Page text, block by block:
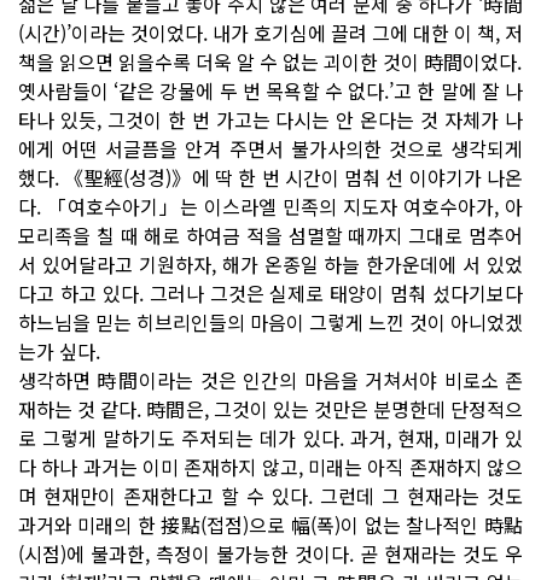
(시간)’이라는 것이었다. 내가 호기심에 끌려 그에 대한 이 책, 저
책을 읽으면 읽을수록 더욱 알 수 없는 괴이한 것이 時間이었다.
옛사람들이 ‘같은 강물에 두 번 목욕할 수 없다.’고 한 말에 잘 나
타나 있듯, 그것이 한 번 가고는 다시는 안 온다는 것 자체가 나
에게 어떤 서글픔을 안겨 주면서 불가사의한 것으로 생각되게
했다. 《聖經(성경)》에 딱 한 번 시간이 멈춰 선 이야기가 나온
다. 「여호수아기」는 이스라엘 민족의 지도자 여호수아가, 아
모리족을 칠 때 해로 하여금 적을 섬멸할 때까지 그대로 멈추어
서 있어달라고 기원하자, 해가 온종일 하늘 한가운데에 서 있었
다고 하고 있다. 그러나 그것은 실제로 태양이 멈춰 섰다기보다
하느님을 믿는 히브리인들의 마음이 그렇게 느낀 것이 아니었겠
는가 싶다.
생각하면 時間이라는 것은 인간의 마음을 거쳐서야 비로소 존
재하는 것 같다. 時間은, 그것이 있는 것만은 분명한데 단정적으
로 그렇게 말하기도 주저되는 데가 있다. 과거, 현재, 미래가 있
다 하나 과거는 이미 존재하지 않고, 미래는 아직 존재하지 않으
며 현재만이 존재한다고 할 수 있다. 그런데 그 현재라는 것도
과거와 미래의 한 接點(접점)으로 幅(폭)이 없는 찰나적인 時點
(시점)에 불과한, 측정이 불가능한 것이다. 곧 현재라는 것도 우